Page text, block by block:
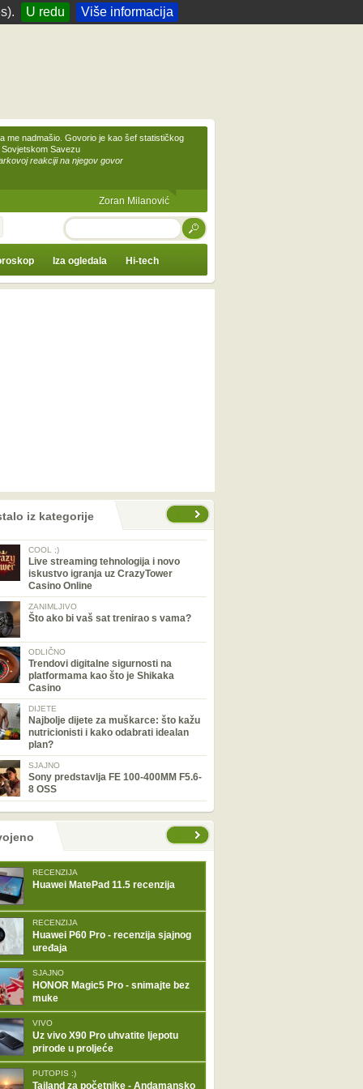
U redu Više informacija
me nadmašio. Govorio je kao šef statističkog
Savezu
reakciji na njegov govor
Zoran Milanović
TRAŽI
Iza ogledala Hi-tech
iz kategorije
COOL ;)
Live streaming tehnologija i novo
iskustvo igranja uz CrazyTower
Casino Online
ZANIMLJIVO
Što ako bi vaš sat trenirao s vama?
ODLIČNO
Trendovi digitalne sigurnosti na
platformama kao što je Shikaka
Casino
DIJETE
Najbolje dijete za muškarce: što kažu
nutricionisti i kako odabrati idealan
plan?
SJAJNO
Sony predstavlja FE 100-400MM F5.6-
8 OSS
RECENZIJA
Huawei MatePad 11.5 recenzija
RECENZIJA
Huawei P60 Pro - recenzija sjajnog
uređaja
SJAJNO
HONOR Magic5 Pro - snimajte bez
muke
VIVO
Uz vivo X90 Pro uhvatite ljepotu
prirode u proljeće
PUTOPIS :)
Tajland za početnike - Andamansko